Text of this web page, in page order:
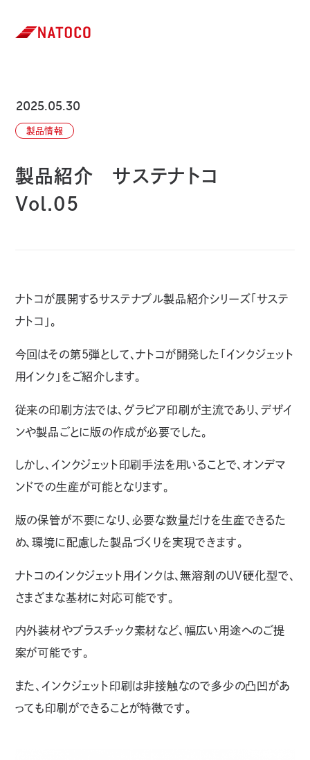
2025.05.30
製品情報
製品紹介 サステナトコ
Vol.05
ナトコが展開するサステナブル製品紹介シリーズ「サステ
ナトコ」。
今回はその第5弾として、ナトコが開発した「インクジェット
用インク」をご紹介します。
従来の印刷方法では、グラビア印刷が主流であり、デザイ
ンや製品ごとに版の作成が必要でした。
しかし、インクジェット印刷手法を用いることで、オンデマ
ンドでの生産が可能となります。
版の保管が不要になり、必要な数量だけを生産できるた
め、環境に配慮した製品づくりを実現できます。
ナトコのインクジェット用インクは、無溶剤のUV硬化型で、
さまざまな基材に対応可能です。
内外装材やプラスチック素材など、幅広い用途へのご提
案が可能です。
また、インクジェット印刷は非接触なので多少の凸凹があ
っても印刷ができることが特徴です。